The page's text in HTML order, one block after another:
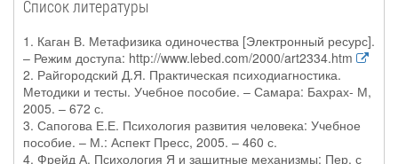
Список литературы
1. Каган В. Метафизика одиночества [Электронный ресурс].
– Режим доступа: http://www.lebed.com/2000/art2334.htm
2. Райгородский Д.Я. Практическая психодиагностика.
Методики и тесты. Учебное пособие. – Самара: Бахрах- М,
2005. – 672 с.
3. Сапогова Е.Е. Психология развития человека: Учебное
пособие. – М.: Аспект Пресс, 2005. – 460 с.
4. Фрейд А. Психология Я и защитные механизмы: Пер. с